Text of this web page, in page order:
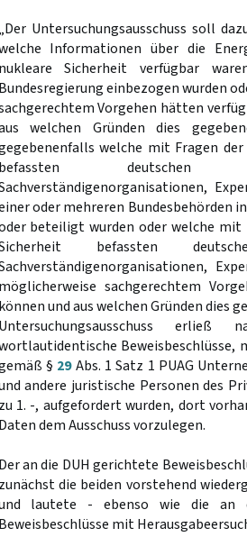
„Der Untersuchungsausschuss soll
Informationen über die
nukleare Sicherheit verfügbar
Bundesregierung einbezogen wurden
Vorgehen hätten
welchen Gründen dies
welche mit Fragen
befassten deutschen
oder mehreren Bundesbehörden
beteiligt wurden oder welche mit
befassten
möglicherweise sachgerechtem
können und aus welchen Gründen dies
Untersuchungsausschuss
Beweisbeschlüsse,
§ 29Abs. 1 Satz 1 PUAG
andere juristische Personen des
zu 1. -, aufgefordert wurden, dort
Daten dem Ausschuss vorzulegen.
Der an die DUH gerichtete
zunächst die beiden vorstehend
lautete - ebenso wie die an
Beweisbeschlüsse mit